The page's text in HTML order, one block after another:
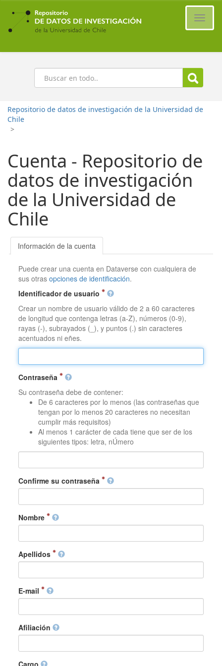
Ir
contenido
principal
Buscar
Repositorio de datos de investigación de la Universidad de
Chile
>
Cuenta - Repositorio de
datos de investigación
de la Universidad de
Chile
Información de la cuenta
Puede crear una cuenta en Dataverse con cualquiera de
sus otrasopciones de identificación.
Identificador de usuario
Crear un nombre de usuario válido de 2 a 60 caracteres
de longitud que contenga letras (a-Z), números (0-9),
rayas (-), subrayados (_), y puntos (.) sin caracteres
acentuados ni eñes.
Contraseña
Su contraseña debe de contener:
De 6 caracteres por lo menos (las contraseñas que
tengan por lo menos 20 caracteres no necesitan
cumplir más requisitos)
Al menos 1 carácter de cada tiene que ser de los
siguientes tipos: letra, nÚmero
Confirme su contraseña
Nombre
Apellidos
E-mail
Afiliación
Cargo